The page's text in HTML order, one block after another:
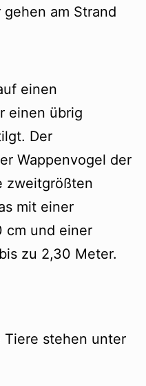
gehen am Strand
einen
einen übrig
Der
Wappenvogel der
zweitgrößten
mit einer
cm und einer
zu 2,30 Meter.
Tiere stehen unter